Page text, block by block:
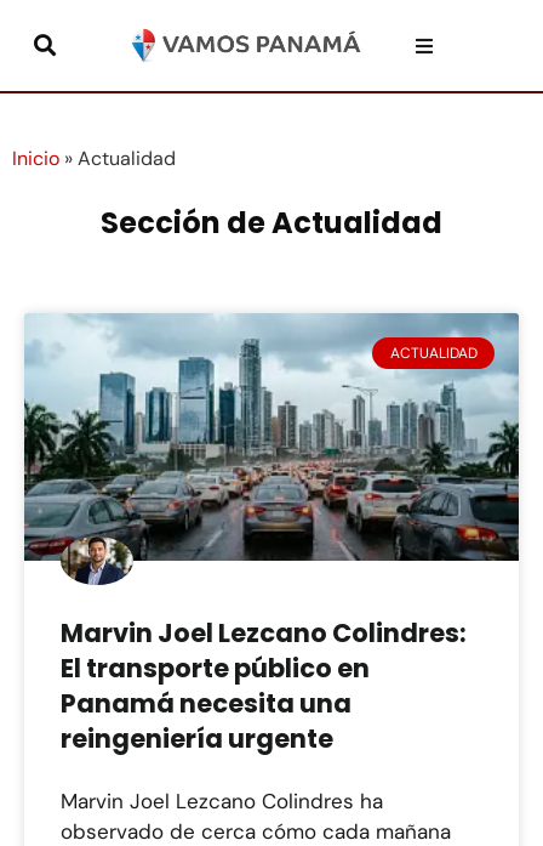
Inicio »Actualidad
Sección de Actualidad
ACTUALIDAD
Marvin Joel Lezcano Colindres:
El transporte público en
Panamá necesita una
reingeniería urgente
Marvin Joel Lezcano Colindres ha
observado de cerca cómo cada mañana